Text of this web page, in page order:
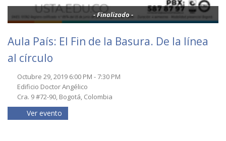
- Finalizado -
Aula País: El Fin de la Basura. De la línea
al círculo
Octubre 29, 2019 6:00 PM - 7:30 PM
Edificio Doctor Angélico
Cra. 9 #72-90, Bogotá, Colombia
Ver evento